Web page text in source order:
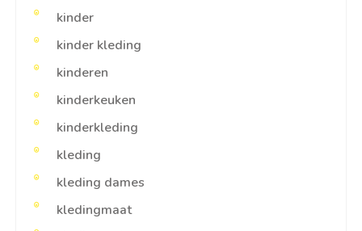
kinder
kinder kleding
kinderen
kinderkeuken
kinderkleding
kleding
kleding dames
kledingmaat